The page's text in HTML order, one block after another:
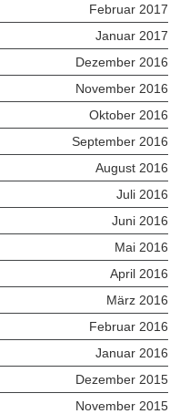
Februar 2017
Januar 2017
Dezember 2016
November 2016
Oktober 2016
September 2016
August 2016
Juli 2016
Juni 2016
Mai 2016
April 2016
März 2016
Februar 2016
Januar 2016
Dezember 2015
November 2015